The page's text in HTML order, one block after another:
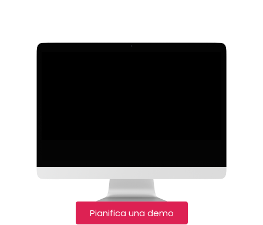
Pianifica una demo